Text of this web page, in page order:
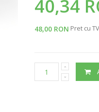
40,34
48,00 RON Pret cu